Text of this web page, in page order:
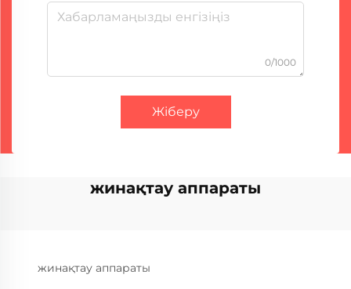
0/1000
Жіберу
жинақтау аппараты
жинақтау аппараты